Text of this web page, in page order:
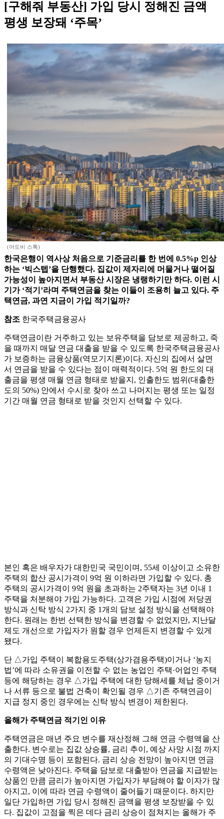
[구해줘 부동산] 가입 당시 정해진 금액
평생 보장돼 ‘주목’
(어도비 스톡)
한국은행이 역사상 처음으로 기준금리를 한 번에 0.5%p 인상
하는 ‘빅스텝’을 단행했다. 집값이 제자리에 머물거나 떨어질
가능성이 높아지면서 부동산 시장은 냉랭하기만 하다. 이런 시
기가 ‘적기’라며 주택연금을 찾는 이들이 조용히 늘고 있다. 주
택연금, 과연 지금이 가입 적기일까?
참조 한국주택금융공사
주택연금이란 거주하고 있는 보유주택을 담보로 제공하고, 죽
을 때까지 매달 연금 대출을 받을 수 있도록 한국주택금융공사
가 보증하는 금융상품(역모기지론)이다. 자신의 집에서 살면
서 연금을 받을 수 있다는 점이 매력적이다. 5억 원 한도의 대
출금을 평생 매월 연금 형태로 받을지, 인출한도 범위(대출한
도의 50%) 안에서 수시로 찾아 쓰고 나머지는 평생 또는 일정
기간 매월 연금 형태로 받을 것인지 선택할 수 있다.
본인 혹은 배우자가 대한민국 국민이며, 55세 이상이고 소유한
주택의 합산 공시가격이 9억 원 이하라면 가입할 수 있다. 총
주택의 공시가격이 9억 원을 초과하는 2주택자는 3년 이내 1
주택을 처분해야 가입 가능하다. 고객은 가입 시점에 저당권
방식과 신탁 방식 2가지 중 1개의 담보 설정 방식을 선택해야
한다. 원래는 한번 선택한 방식을 변경할 수 없었지만, 지난달
제도 개선으로 가입자가 원할 경우 언제든지 변경할 수 있게
됐다.
단 △가입 주택이 복합용도주택(상가겸용주택)이거나 ‘농지
법’에 따라 소유권을 이전할 수 없는 농업인 주택·어업인 주택
등에 해당하는 경우 △가입 주택에 대한 당해세를 체납 중이거
나 서류 등으로 불법 건축이 확인될 경우 △기존 주택연금이
지급 정지 중인 경우에는 신탁 방식 변경이 제한된다.
올해가 주택연금 적기인 이유
주택연금은 매년 주요 변수를 재산정해 그해 연금 수령액을 산
출한다. 변수로는 집값 상승률, 금리 추이, 예상 사망 시점 까지
의 기대수명 등이 포함된다. 금리 상승 전망이 높아지면 연금
수령액은 낮아진다. 주택을 담보로 대출받아 연금을 지급받는
상품인 만큼 금리가 높아지면 가입자가 부담해야 할 이자가 많
아지고, 이에 따라 연금 수령액이 줄어들기 때문이다. 하지만
일단 가입하면 가입 당시 정해진 금액을 평생 보장받을 수 있
다. 집값이 고점을 찍은 데다 금리 상승이 점쳐지는 올해가 주